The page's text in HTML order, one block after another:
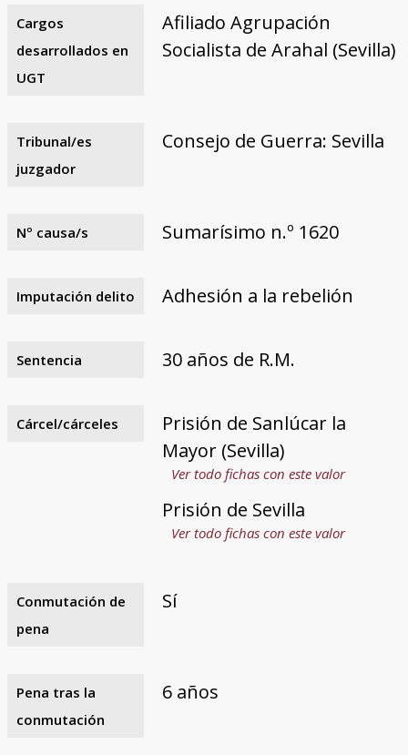
Cargos
desarrollados en
UGT
Afiliado Agrupación
Socialista de Arahal (Sevilla)
Tribunal/es
juzgador
Consejo de Guerra: Sevilla
Nº causa/s Sumarísimo n.º 1620
Imputación delito Adhesión a la rebelión
Sentencia 30 años de R.M.
Cárcel/cárceles
Prisión de Sanlúcar la
Mayor (Sevilla)
Ver todo fichas con este valor
Prisión de Sevilla
Ver todo fichas con este valor
Conmutación de
pena
Sí
Pena tras la
conmutación
6 años